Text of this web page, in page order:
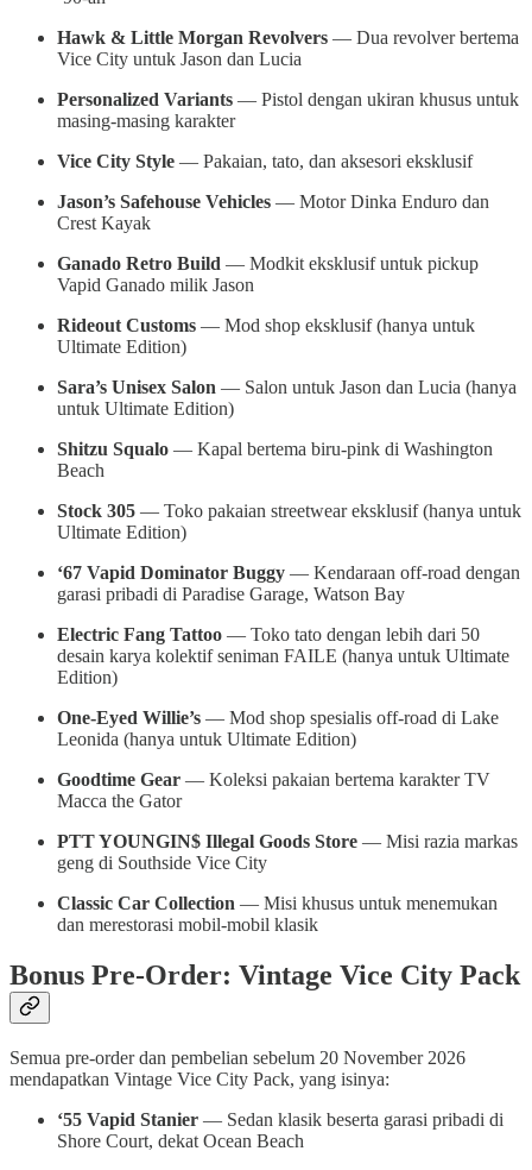
Hawk & Little Morgan Revolvers — Dua revolver bertema
Vice City untuk Jason dan Lucia
Personalized Variants — Pistol dengan ukiran khusus untuk
masing-masing karakter
Vice City Style — Pakaian, tato, dan aksesori eksklusif
Jason’s Safehouse Vehicles — Motor Dinka Enduro dan
Crest Kayak
Ganado Retro Build — Modkit eksklusif untuk pickup
Vapid Ganado milik Jason
Rideout Customs — Mod shop eksklusif (hanya untuk
Ultimate Edition)
Sara’s Unisex Salon — Salon untuk Jason dan Lucia (hanya
untuk Ultimate Edition)
Shitzu Squalo — Kapal bertema biru-pink di Washington
Beach
Stock 305 — Toko pakaian streetwear eksklusif (hanya untuk
Ultimate Edition)
‘67 Vapid Dominator Buggy — Kendaraan off-road dengan
garasi pribadi di Paradise Garage, Watson Bay
Electric Fang Tattoo — Toko tato dengan lebih dari 50
desain karya kolektif seniman FAILE (hanya untuk Ultimate
Edition)
One-Eyed Willie’s — Mod shop spesialis off-road di Lake
Leonida (hanya untuk Ultimate Edition)
Goodtime Gear — Koleksi pakaian bertema karakter TV
Macca the Gator
PTT YOUNGIN$ Illegal Goods Store — Misi razia markas
geng di Southside Vice City
Classic Car Collection — Misi khusus untuk menemukan
dan merestorasi mobil-mobil klasik
Bonus Pre-Order: Vintage Vice City Pack
Semua pre-order dan pembelian sebelum 20 November 2026
mendapatkan Vintage Vice City Pack, yang isinya:
‘55 Vapid Stanier — Sedan klasik beserta garasi pribadi di
Shore Court, dekat Ocean Beach